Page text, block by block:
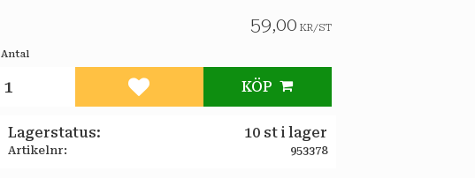
59,00 KR/ST
Antal
KÖP
Lägg till i favoriter
Lagerstatus 10 st i lager
Artikelnr 953378